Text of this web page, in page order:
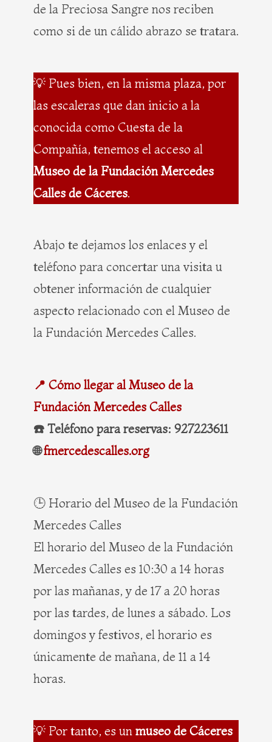
de la Preciosa Sangre nos reciben
como si de un cálido abrazo se tratara.
💡 Pues bien, en la misma plaza, por
las escaleras que dan inicio a la
conocida como Cuesta de la
Compañía, tenemos el acceso al
Museo de la Fundación Mercedes
Calles de Cáceres.
Abajo te dejamos los enlaces y el
teléfono para concertar una visita u
obtener información de cualquier
aspecto relacionado con el Museo de
la Fundación Mercedes Calles.
📍 Cómo llegar al Museo de la
Fundación Mercedes Calles
☎️ Teléfono para reservas: 927223611
🌐fmercedescalles.org
🕒 Horario del Museo de la Fundación
Mercedes Calles
El horario del Museo de la Fundación
Mercedes Calles es 10:30 a 14 horas
por las mañanas, y de 17 a 20 horas
por las tardes, de lunes a sábado. Los
domingos y festivos, el horario es
únicamente de mañana, de 11 a 14
horas.
💡 Por tanto, es un museo de Cáceres